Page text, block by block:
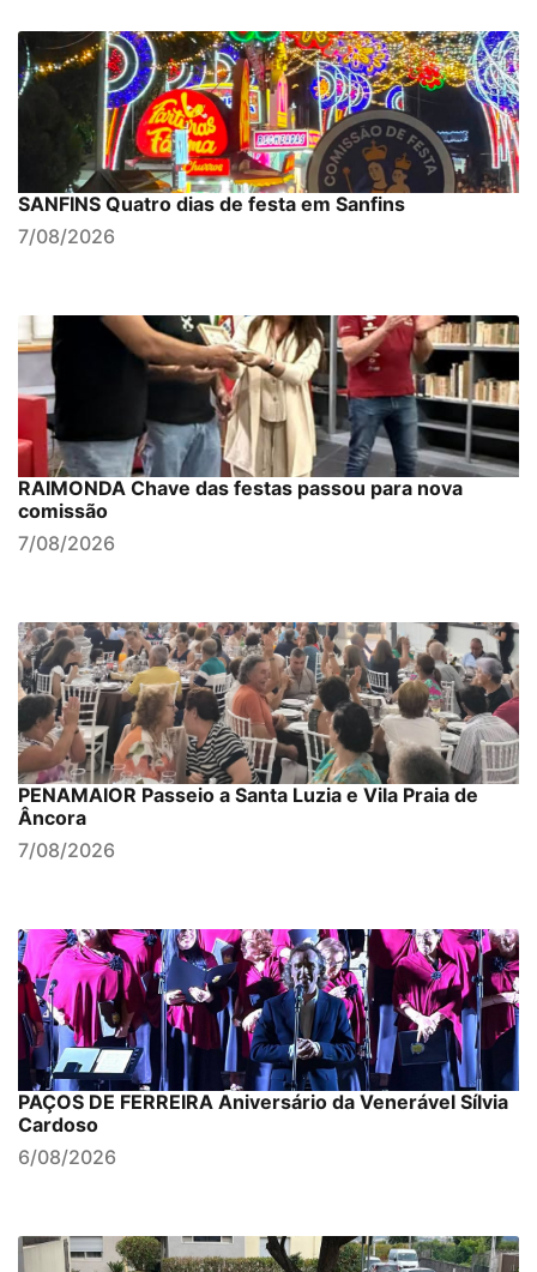
SANFINS Quatro dias de festa em Sanfins
7/08/2026
RAIMONDA Chave das festas passou para nova
comissão
7/08/2026
PENAMAIOR Passeio a Santa Luzia e Vila Praia de
Âncora
7/08/2026
PAÇOS DE FERREIRA Aniversário da Venerável Sílvia
Cardoso
6/08/2026